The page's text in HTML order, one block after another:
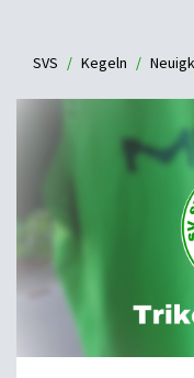
SVS Kegeln